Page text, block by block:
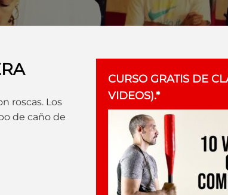
roscas. Los
de caño de
CURSO GRATIS DE
VIDEOS).*